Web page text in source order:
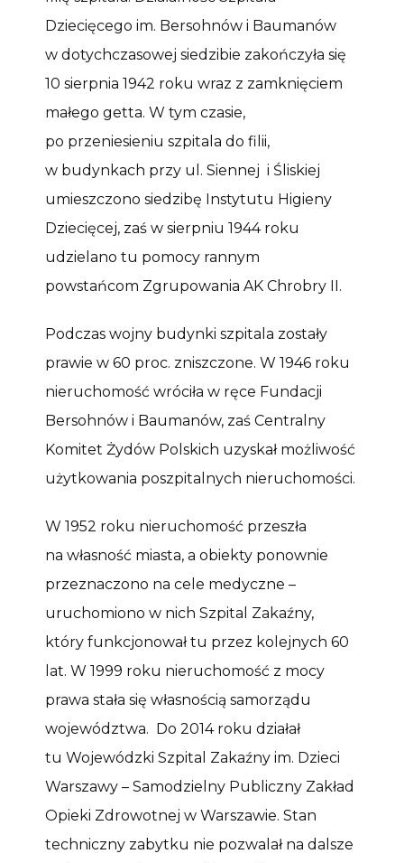
Dziecięcego im. Bersohnów i Baumanów
w dotychczasowej siedzibie zakończyła się
10 sierpnia 1942 roku wraz z zamknięciem
małego getta. W tym czasie,
po przeniesieniu szpitala do filii,
w budynkach przy ul. Siennej i Śliskiej
umieszczono siedzibę Instytutu Higieny
Dziecięcej, zaś w sierpniu 1944 roku
udzielano tu pomocy rannym
powstańcom Zgrupowania AK Chrobry II.
Podczas wojny budynki szpitala zostały
prawie w 60 proc. zniszczone. W 1946 roku
nieruchomość wróciła w ręce Fundacji
Bersohnów i Baumanów, zaś Centralny
Komitet Żydów Polskich uzyskał możliwość
użytkowania poszpitalnych nieruchomości.
W 1952 roku nieruchomość przeszła
na własność miasta, a obiekty ponownie
przeznaczono na cele medyczne –
uruchomiono w nich Szpital Zakaźny,
który funkcjonował tu przez kolejnych 60
lat. W 1999 roku nieruchomość z mocy
prawa stała się własnością samorządu
województwa. Do 2014 roku działał
tu Wojewódzki Szpital Zakaźny im. Dzieci
Warszawy – Samodzielny Publiczny Zakład
Opieki Zdrowotnej w Warszawie. Stan
techniczny zabytku nie pozwalał na dalsze